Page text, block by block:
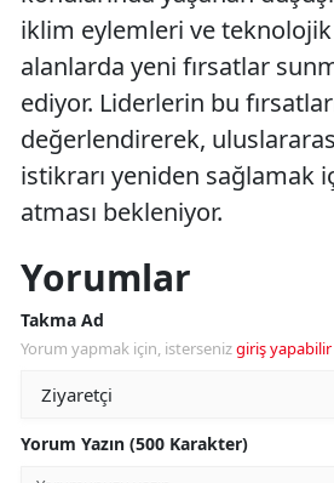
iklim eylemleri ve
alanlarda yeni fırsatlar
ediyor. Liderlerin bu
değerlendirerek,
istikrarı yeniden sağlamak
atması bekleniyor.
Yorumlar
Takma Ad
Yorum yapmak için, istersenizgiriş yapabilir
Yorum Yazın (500 Karakter)